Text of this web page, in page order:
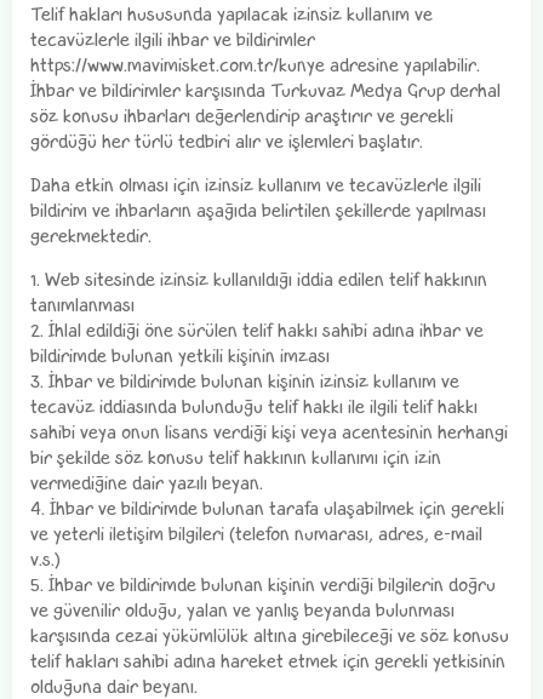
Telif hakları hususunda yapılacak izinsiz kullanım ve
tecavüzlerle ilgili ihbar ve bildirimler
https://www.mavimisket.com.tr/kunye adresine yapılabilir.
İhbar ve bildirimler karşısında Turkuvaz Medya Grup derhal
söz konusu ihbarları değerlendirip araştırır ve gerekli
gördüğü her türlü tedbiri alır ve işlemleri başlatır.
Daha etkin olması için izinsiz kullanım ve tecavüzlerle ilgili
bildirim ve ihbarların aşağıda belirtilen şekillerde yapılması
gerekmektedir.
1. Web sitesinde izinsiz kullanıldığı iddia edilen telif hakkının
tanımlanması
2. İhlal edildiği öne sürülen telif hakkı sahibi adına ihbar ve
bildirimde bulunan yetkili kişinin imzası
3. İhbar ve bildirimde bulunan kişinin izinsiz kullanım ve
tecavüz iddiasında bulunduğu telif hakkı ile ilgili telif hakkı
sahibi veya onun lisans verdiği kişi veya acentesinin herhangi
bir şekilde söz konusu telif hakkının kullanımı için izin
vermediğine dair yazılı beyan.
4. İhbar ve bildirimde bulunan tarafa ulaşabilmek için gerekli
ve yeterli iletişim bilgileri (telefon numarası, adres, e-mail
v.s.)
5. İhbar ve bildirimde bulunan kişinin verdiği bilgilerin doğru
ve güvenilir olduğu, yalan ve yanlış beyanda bulunması
karşısında cezai yükümlülük altına girebileceği ve söz konusu
telif hakları sahibi adına hareket etmek için gerekli yetkisinin
olduğuna dair beyanı.